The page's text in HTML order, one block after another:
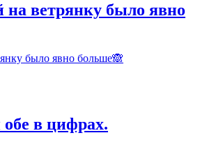
ветрянку было явно
было явно больше🙈
в цифрах.